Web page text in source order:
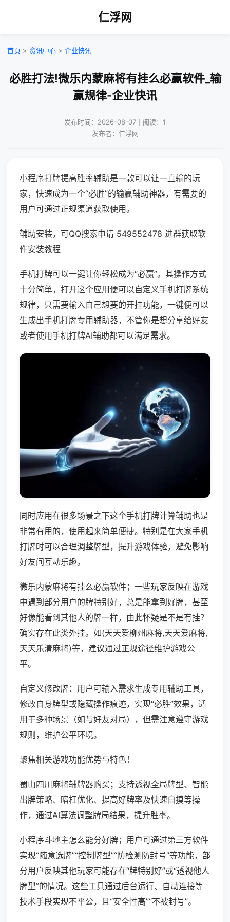
仁浮网
首页 > 资讯中心 > 企业快讯
必胜打法!微乐内蒙麻将有挂么必赢软件_输
赢规律-企业快讯
发布时间：2026-08-07｜阅读：1
发布者：仁浮网
小程序打牌提高胜率辅助是一款可以让一直输的玩
家，快速成为一个“必胜”的输赢辅助神器，有需要的
用户可通过正规渠道获取使用。
辅助安装，可QQ搜索申请 549552478 进群获取软
件安装教程
手机打牌可以一键让你轻松成为“必赢”。其操作方式
十分简单，打开这个应用便可以自定义手机打牌系统
规律，只需要输入自己想要的开挂功能，一键便可以
生成出手机打牌专用辅助器，不管你是想分享给好友
或者使用手机打牌AI辅助都可以满足需求。
同时应用在很多场景之下这个手机打牌计算辅助也是
非常有用的，使用起来简单便捷。特别是在大家手机
打牌时可以合理调整牌型，提升游戏体验，避免影响
好友间互动乐趣。
微乐内蒙麻将有挂么必赢软件；一些玩家反映在游戏
中遇到部分用户的牌特别好，总是能拿到好牌，甚至
好像能看到其他人的牌一样，由此怀疑是不是有挂？
确实存在此类外挂。如(天天爱柳州麻将,天天爱麻将,
天天乐清麻将)等，建议通过正规途径维护游戏公
平。
自定义修改牌：用户可输入需求生成专用辅助工具，
修改自身牌型或隐藏操作痕迹，实现“必胜”效果，适
用于多种场景（如与好友对局），但需注意遵守游戏
规则，维护公平环境。
聚焦相关游戏功能优势与特色！
蜀山四川麻将辅牌器购买；支持透视全局牌型、智能
出牌策略、暗杠优化、提高好牌率及快速自摸等操
作，通过AI算法调整牌局结果，提升胜率。
小程序斗地主怎么能分好牌；用户可通过第三方软件
实现“随意选牌”“控制牌型”“防检测防封号”等功能，部
分用户反映其他玩家可能存在“牌特别好”或“透视他人
牌型”的情况。这些工具通过后台运行、自动连接等
技术手段实现不平公，且“安全性高”“不被封号”。